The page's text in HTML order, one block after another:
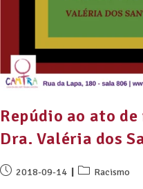
Repúdio ao ato
Dra. Valéria dos
2018-09-14 Racismo